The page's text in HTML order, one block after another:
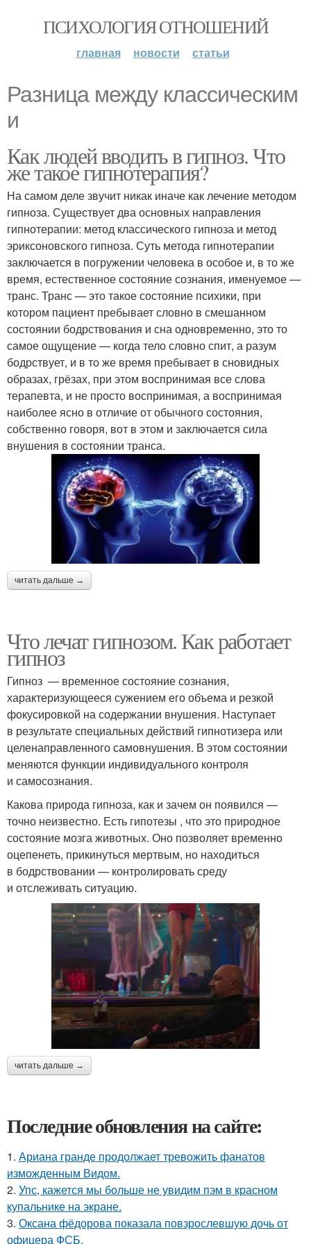
ПСИХОЛОГИЯ ОТНОШЕНИЙ
главная новости статьи
Разница между классическим
и
Как людей вводить в гипноз. Что
же такое гипнотерапия?
На самом деле звучит никак иначе как лечение методом
гипноза. Существует два основных направления
гипнотерапии: метод классического гипноза и метод
эриксоновского гипноза. Суть метода гипнотерапии
заключается в погружении человека в особое и, в то же
время, естественное состояние сознания, именуемое —
транс. Транс — это такое состояние психики, при
котором пациент пребывает словно в смешанном
состоянии бодрствования и сна одновременно, это то
самое ощущение — когда тело словно спит, а разум
бодрствует, и в то же время пребывает в сновидных
образах, грёзах, при этом воспринимая все слова
терапевта, и не просто воспринимая, а воспринимая
наиболее ясно в отличие от обычного состояния,
собственно говоря, вот в этом и заключается сила
внушения в состоянии транса.
читать дальше →
Что лечат гипнозом. Как работает
гипноз
Гипноз — временное состояние сознания,
характеризующееся сужением его объема и резкой
фокусировкой на содержании внушения. Наступает
в результате специальных действий гипнотизера или
целенаправленного самовнушения. В этом состоянии
меняются функции индивидуального контроля
и самосознания.
Какова природа гипноза, как и зачем он появился —
точно неизвестно. Есть гипотезы , что это природное
состояние мозга животных. Оно позволяет временно
оцепенеть, прикинуться мертвым, но находиться
в бодрствовании — контролировать среду
и отслеживать ситуацию.
читать дальше →
Последние обновления на сайте:
1. Ариана гранде продолжает тревожить фанатов
изможденным Видом.
2. Упс, кажется мы больше не увидим пэм в красном
купальнике на экране.
3. Оксана фёдорова показала повзрослевшую дочь от
офицера ФСБ.